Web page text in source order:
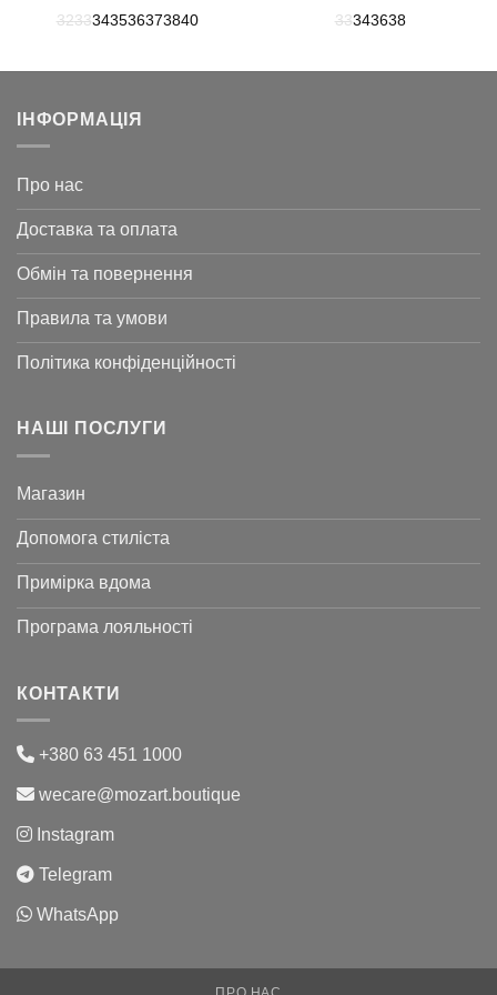
24
14
3233343536373840
14
33343638
ІНФОРМАЦІЯ
Про нас
Доставка та оплата
Обмін та повернення
Правила та умови
Політика конфіденційності
НАШІ ПОСЛУГИ
Магазин
Допомога стиліста
Примірка вдома
Програма лояльності
КОНТАКТИ
+380 63 451 1000
wecare@mozart.boutique
Instagram
Telegram
WhatsApp